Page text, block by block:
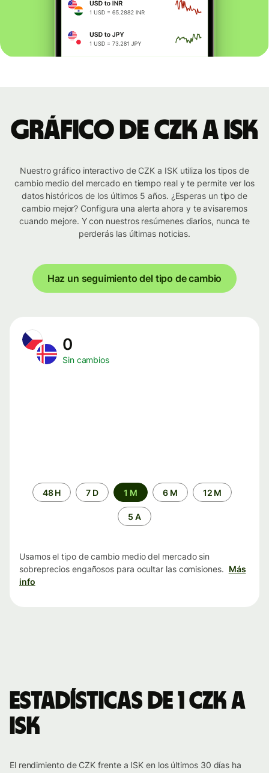
Gráfico de CZK a ISK
Nuestro gráfico interactivo de CZK a ISK utiliza los tipos de
cambio medio del mercado en tiempo real y te permite ver los
datos históricos de los últimos 5 años. ¿Esperas un tipo de
cambio mejor? Configura una alerta ahora y te avisaremos
cuando mejore. Y con nuestros resúmenes diarios, nunca te
perderás las últimas noticias.
Haz un seguimiento del tipo de cambio
0
Sin cambios
Periodo48 H 7 D 1 M 6 M 12 M
5 A
Usamos el tipo de cambio medio del mercado sin
sobreprecios engañosos para ocultar las comisiones. Más
info
Estadísticas de 1 CZK a
ISK
El rendimiento de CZK frente a ISK en los últimos 30 días ha